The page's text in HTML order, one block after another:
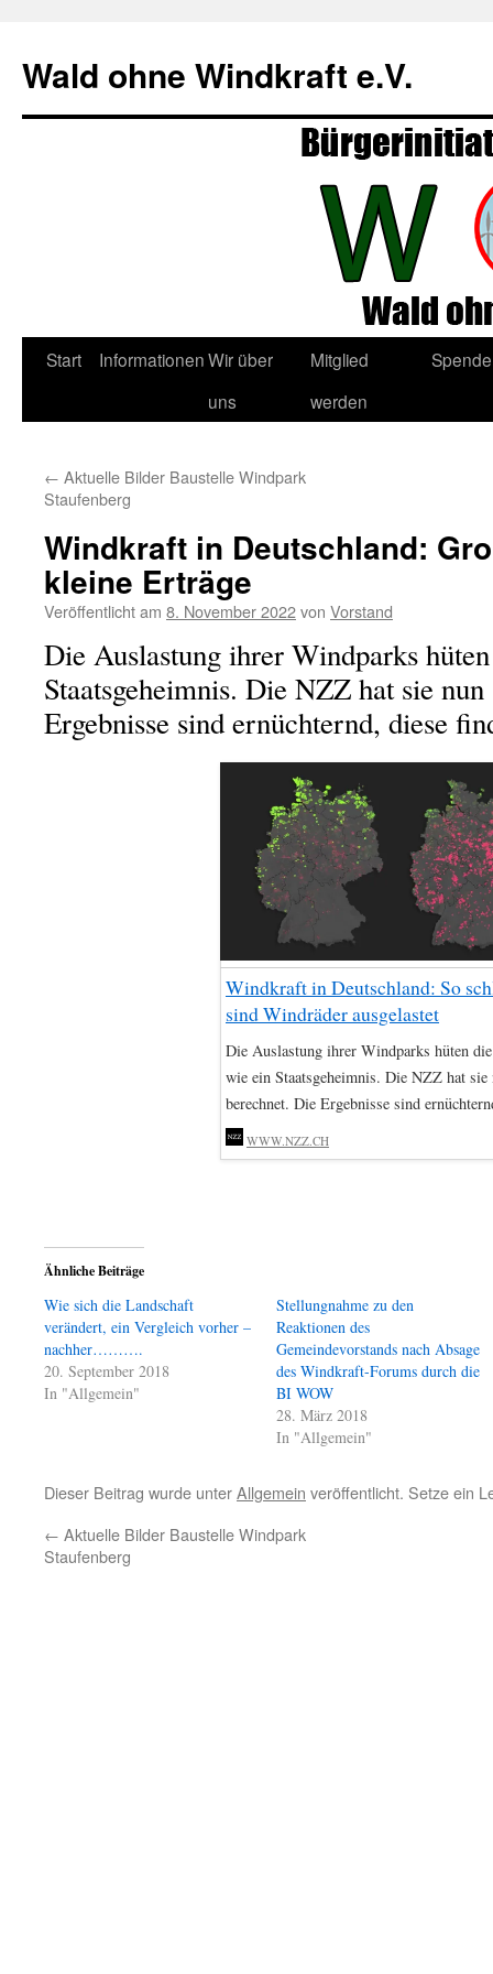
springen
Wald ohne Windkraft e.V.
Start InformationenWir über
uns
Mitglied
werden
← Aktuelle Bilder Baustelle Windpark
Staufenberg
Windkraft in Deutschland:
kleine Erträge
Veröffentlicht am 8. November 2022von Vorstand
Die Auslastung ihrer Windparks
Staatsgeheimnis. Die NZZ hat sie
Ergebnisse sind ernüchternd, diese
Windkraft in Deutschland: So
sind Windräder ausgelastet
Die Auslastung ihrer Windparks hüten
wie ein Staatsgeheimnis. Die NZZ hat sie
berechnet. Die Ergebnisse sind
WWW.NZZ.CH
Ähnliche Beiträge
Wie sich die Landschaft
verändert, ein Vergleich vorher –
nachher……….
20. September 2018
In "Allgemein"
Stellungnahme zu den
Reaktionen des
Gemeindevorstands nach Absage
des Windkraft-Forums durch die
BI WOW
28. März 2018
In "Allgemein"
Dieser Beitrag wurde unterAllgemein veröffentlicht. Setze ein
← Aktuelle Bilder Baustelle Windpark
Staufenberg